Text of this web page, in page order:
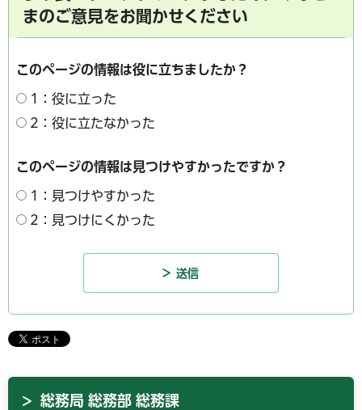
まのご意見をお聞かせください
このページの情報は役に立ちましたか？
1：役に立った
2：役に立たなかった
このページの情報は見つけやすかったですか？
1：見つけやすかった
2：見つけにくかった
総務局 総務部 総務課